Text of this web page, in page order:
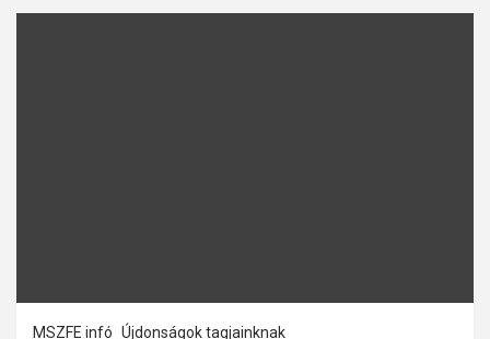
MSZFE infó Újdonságok tagjainknak